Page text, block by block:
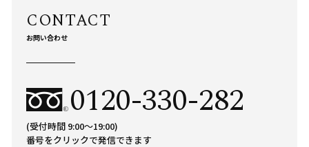
お問い合わせ
0120-330-282
(受付時間 9:00〜19:00)
番号をクリックで発信できます